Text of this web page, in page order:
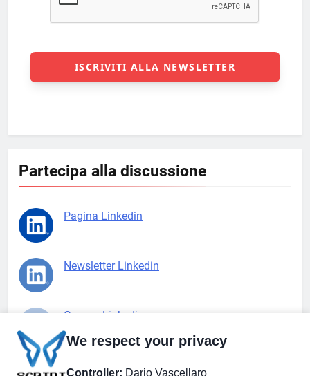
Partecipa alla discussione
Pagina Linkedin
Newsletter Linkedin
Gruppo Linkedin
We respect your privacy
Controller: Dario Vascellaro